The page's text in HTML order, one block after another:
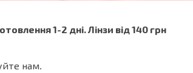
1-2 дні.Лінзи від 140 грн
нам.